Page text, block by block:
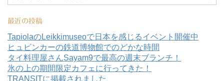
最近の投稿
TapiolaのLeikkimuseoで日本を感じるイベント開催中
ヒュビンカーの鉄道博物館でのどかな時間
タイ料理屋さんSayam9で最高の週末ブランチ！
氷の上の期間限定カフェに行ってきた！
TRANSITに掲載されました